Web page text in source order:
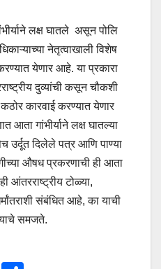
लक्ष घातले असून पोलि
नेतृत्वाखाली विशेष
येणार आहे. या प्रकारा
दुव्यांची कसून चौकशी
कारवाई करण्यात येणार
आता गांभीर्याने लक्ष घातल्या
उर्दूत दिलेले पत्र आणि पाण्या
औषध प्रकरणाची ही आता
आंतरराष्ट्रीय टोळ्या,
संबंधित आहे, का याची
समजते.